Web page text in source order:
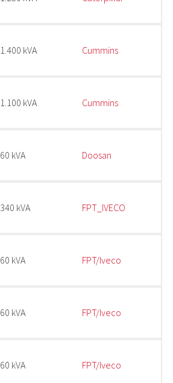
1.400 kVA Cummins
1.100 kVA Cummins
60 kVA Doosan
340 kVA FPT_IVECO
60 kVA FPT/Iveco
60 kVA FPT/Iveco
60 kVA FPT/Iveco